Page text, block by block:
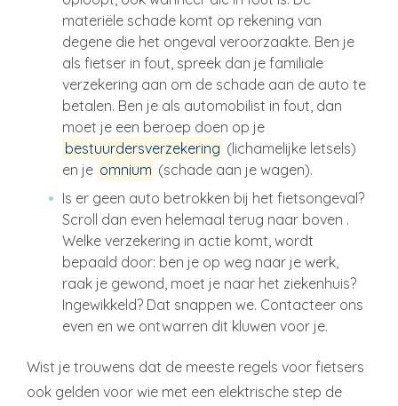
materiële schade komt op rekening van
degene die het ongeval veroorzaakte. Ben je
als fietser in fout, spreek dan je familiale
verzekering aan om de schade aan de auto te
betalen. Ben je als automobilist in fout, dan
moet je een beroep doen op je
bestuurdersverzekering (lichamelijke letsels)
en je omnium (schade aan je wagen).
Is er geen auto betrokken bij het fietsongeval?
Scroll dan even helemaal terug naar boven .
Welke verzekering in actie komt, wordt
bepaald door: ben je op weg naar je werk,
raak je gewond, moet je naar het ziekenhuis?
Ingewikkeld? Dat snappen we. Contacteer ons
even en we ontwarren dit kluwen voor je.
Wist je trouwens dat de meeste regels voor fietsers
ook gelden voor wie met een elektrische step de